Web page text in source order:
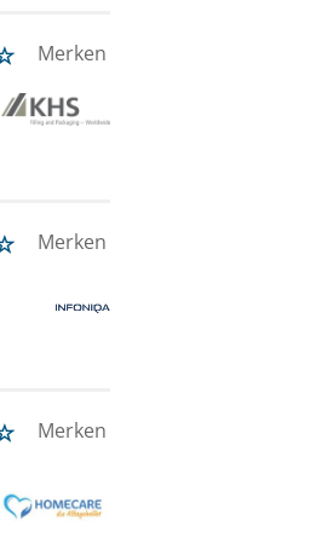
Merken
Merken
Merken